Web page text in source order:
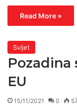
Read More »
Svijet
Pozadina
EU
15/11/2021 0 57